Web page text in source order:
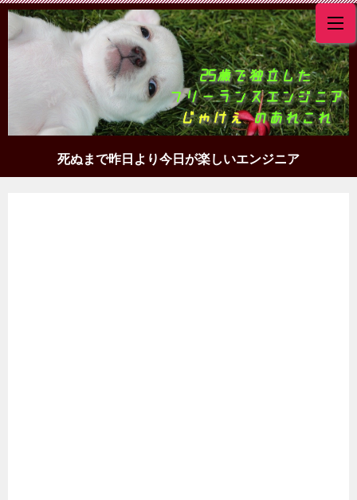
死ぬまで昨日より今日が楽しいエンジニア